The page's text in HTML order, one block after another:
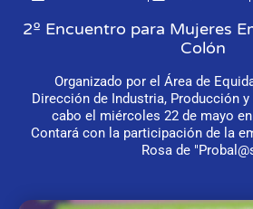
2º Encuentro para Mujeres
Colón
Organizado por el Área de
Dirección de Industria, Producción
cabo el miércoles 22 de mayo
Contará con la participación de la
Rosa de